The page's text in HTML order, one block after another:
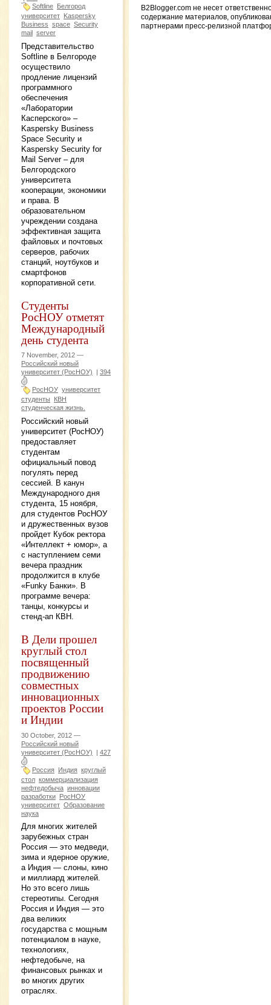
Softline Белгород
университет Kaspersky
Business space Security
mail server
Представительство
Softline в Белгороде
осуществило
продление лицензий
программного
обеспечения
«Лаборатории
Касперского» –
Kaspersky Business
Space Security и
Kaspersky Security for
Mail Server – для
Белгородского
университета
кооперации, экономики
и права. В
образовательном
учреждении создана
эффективная защита
файловых и почтовых
серверов, рабочих
станций, ноутбуков и
смартфонов
корпоративной сети.
Студенты
РосНОУ отметят
Международный
день студента
7 November, 2012 —
Российский новый
университет (РосНОУ)
394
РосНОУ университет
студенты
КВН
студенческая жизнь.
Российский новый
университет (РосНОУ)
предоставляет
студентам
официальный повод
погулять перед
сессией. В канун
Международного дня
студента, 15 ноября,
для студентов РосНОУ
и дружественных вузов
пройдет Кубок ректора
«Интеллект + юмор», а
с наступлением семи
вечера праздник
продолжится в клубе
«Funky Банки». В
программе вечера:
танцы, конкурсы и
стенд-ап КВН.
В Дели прошел
круглый стол
посвященный
продвижению
совместных
инновационных
проектов России
и Индии
30 October, 2012 —
Российский новый
университет (РосНОУ) | 427
Россия Индия круглый
стол коммерциализация
нефтедобыча инновации
разработки РосНОУ
университет Образование
наука
Для многих жителей
зарубежных стран
Россия — это медведи,
зима и ядерное оружие,
а Индия — слоны, кино
и миллиард жителей.
Но это всего лишь
стереотипы. Сегодня
Россия и Индия — это
два великих
государства с мощным
потенциалом в науке,
технологиях,
нефтедобыче, на
финансовых рынках и
во многих других
отраслях.
B2Blogger.com не несет
содержание материалов,
партнерами пресс-релизной